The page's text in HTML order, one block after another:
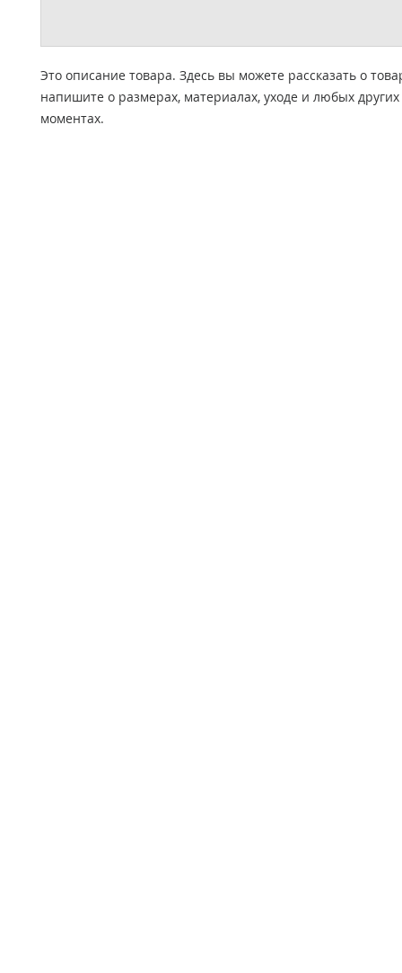
Это описание товара. Здесь вы можете рассказать о
напишите о размерах, материалах, уходе и любых
моментах.